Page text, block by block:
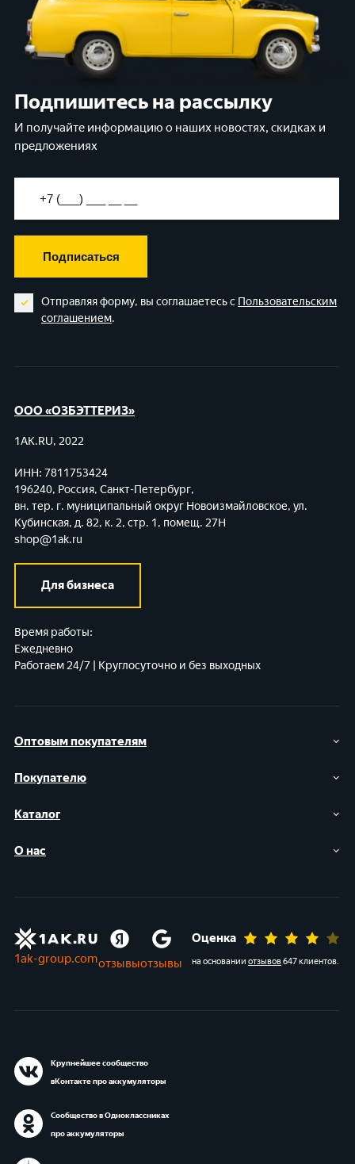
Подпишитесь на рассылку
И получайте информацию о наших новостях, скидках и
предложениях
Подписаться
Отправляя форму, вы соглашаетесь с Пользовательским
соглашением.
Оптовым покупателям
Покупателю
Каталог
О нас
ООО «ОЗБЭТТЕРИЗ»
1AK.RU, 2022
ИНН: 7811753424
196240, Россия, Санкт-Петербург,
вн. тер. г. муниципальный округ Новоизмайловское, ул.
Кубинская, д. 82, к. 2, стр. 1, помещ. 27Н
shop@1ak.ru
Для бизнеса
Время работы:
Ежедневно
Работаем 24/7 | Круглосуточно и без выходных
1ak-group.comотзывыотзывы
Оценка
на основании отзывов647 клиентов.
Крупнейшее сообщество
вКонтакте про аккумуляторы
Сообщество в Одноклассниках
про аккумуляторы